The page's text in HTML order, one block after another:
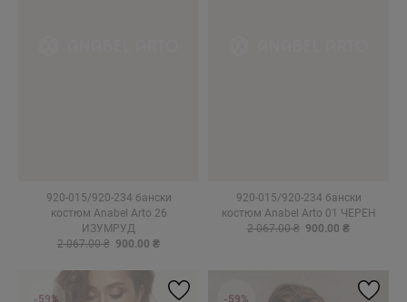
920-015/920-234 бански
костюм Anabel Arto 26
ИЗУМРУД
2 067.00 ₴ 900.00 ₴
920-015/920-234 бански
костюм Anabel Arto 01 ЧЕРЕН
2 067.00 ₴ 900.00 ₴
-59% -59%